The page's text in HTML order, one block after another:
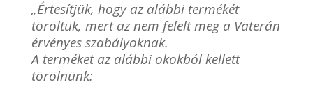
„Értesítjük, hogy az alábbi termékét
töröltük, mert az nem felelt meg a Vaterán
érvényes szabályoknak.
A terméket az alábbi okokból kellett
törölnünk: